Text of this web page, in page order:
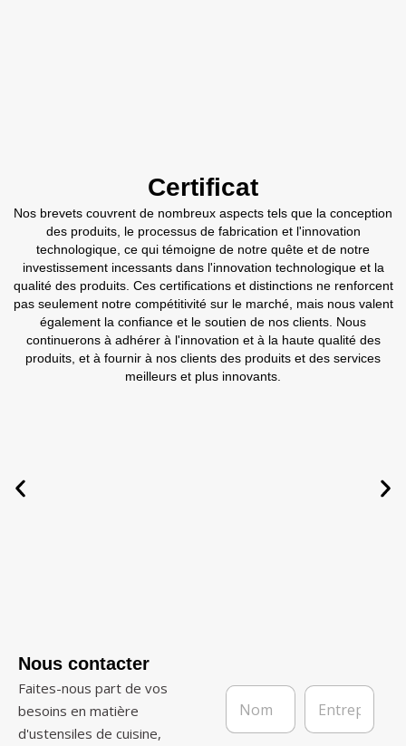
Certificat
Nos brevets couvrent de nombreux aspects tels que la conception
des produits, le processus de fabrication et l'innovation
technologique, ce qui témoigne de notre quête et de notre
investissement incessants dans l'innovation technologique et la
qualité des produits. Ces certifications et distinctions ne renforcent
pas seulement notre compétitivité sur le marché, mais nous valent
également la confiance et le soutien de nos clients. Nous
continuerons à adhérer à l'innovation et à la haute qualité des
produits, et à fournir à nos clients des produits et des services
meilleurs et plus innovants.
Nous contacter
Faites-nous part de vos
besoins en matière
d'ustensiles de cuisine,
N
m
E
t